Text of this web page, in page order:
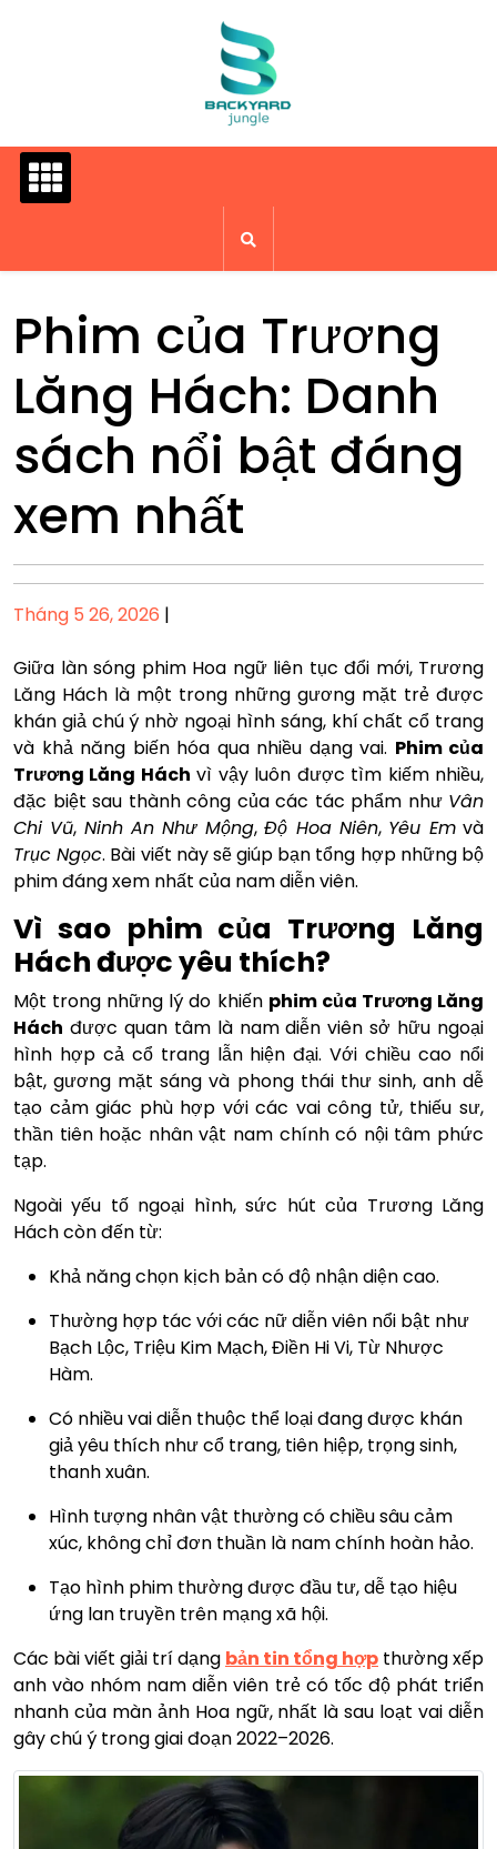
Phim của Trương
Lăng Hách: Danh
sách nổi bật đáng
xem nhất
Posted
Tháng 5 26, 2026 |
Giữa làn sóng phim Hoa ngữ liên tục đổi mới, Trương
Lăng Hách là một trong những gương mặt trẻ được
khán giả chú ý nhờ ngoại hình sáng, khí chất cổ trang
và khả năng biến hóa qua nhiều dạng vai. Phim của
Trương Lăng Hách vì vậy luôn được tìm kiếm nhiều,
đặc biệt sau thành công của các tác phẩm như Vân
Chi Vũ, Ninh An Như Mộng,Độ Hoa Niên, Yêu Emvà
Trục Ngọc. Bài viết này sẽ giúp bạn tổng hợp những bộ
phim đáng xem nhất của nam diễn viên.
Vì sao phim của Trương Lăng
Hách được yêu thích?
Một trong những lý do khiến phim của Trương Lăng
Hách được quan tâm là nam diễn viên sở hữu ngoại
hình hợp cả cổ trang lẫn hiện đại. Với chiều cao nổi
bật, gương mặt sáng và phong thái thư sinh, anh dễ
tạo cảm giác phù hợp với các vai công tử, thiếu sư,
thần tiên hoặc nhân vật nam chính có nội tâm phức
tạp.
Ngoài yếu tố ngoại hình, sức hút của Trương Lăng
Hách còn đến từ:
Khả năng chọn kịch bản có độ nhận diện cao.
Thường hợp tác với các nữ diễn viên nổi bật như
Bạch Lộc, Triệu Kim Mạch, Điền Hi Vi, Từ Nhược
Hàm.
Có nhiều vai diễn thuộc thể loại đang được khán
giả yêu thích như cổ trang, tiên hiệp, trọng sinh,
thanh xuân.
Hình tượng nhân vật thường có chiều sâu cảm
xúc, không chỉ đơn thuần là nam chính hoàn hảo.
Tạo hình phim thường được đầu tư, dễ tạo hiệu
ứng lan truyền trên mạng xã hội.
Các bài viết giải trí dạng bản tin tổng hợp thường xếp
anh vào nhóm nam diễn viên trẻ có tốc độ phát triển
nhanh của màn ảnh Hoa ngữ, nhất là sau loạt vai diễn
gây chú ý trong giai đoạn 2022–2026.